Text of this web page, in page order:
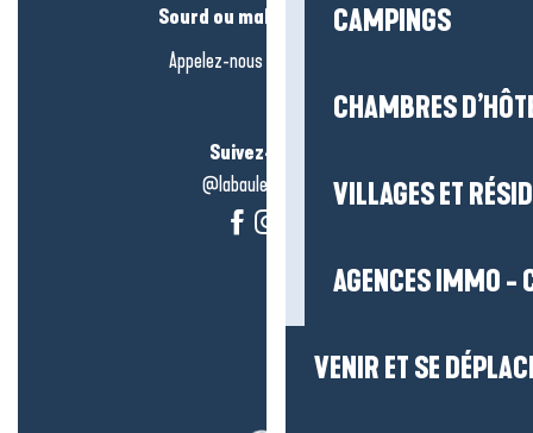
CAMPINGS
CHAMBRES
VILLAGES ET
AGENCES IMMO -
VENIR ET SE
Sourd ou malentendant ?
Appelez-nous en
Suivez-nous !
@labauleguérande